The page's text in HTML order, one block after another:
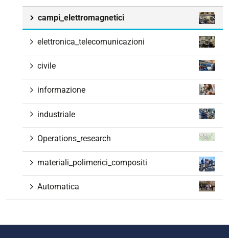
campi_elettromagnetici
elettronica_telecomunicazioni
civile
informazione
industriale
Operations_research
materiali_polimerici_compositi
Automatica